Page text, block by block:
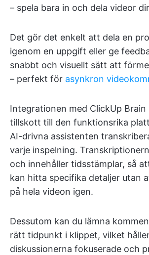
– spela bara in och dela videor
Det gör det enkelt att dela en
igenom en uppgift eller ge
snabbt och visuellt sätt att
– perfekt för asynkron
Integrationen med ClickUp
tillskott till den funktionsrika
AI-drivna assistenten
varje inspelning.
och innehåller tidsstämplar, så
kan hitta specifika detaljer utan
på hela videon igen.
Dessutom kan du lämna
rätt tidpunkt i klippet, vilket
diskussionerna fokuserade och